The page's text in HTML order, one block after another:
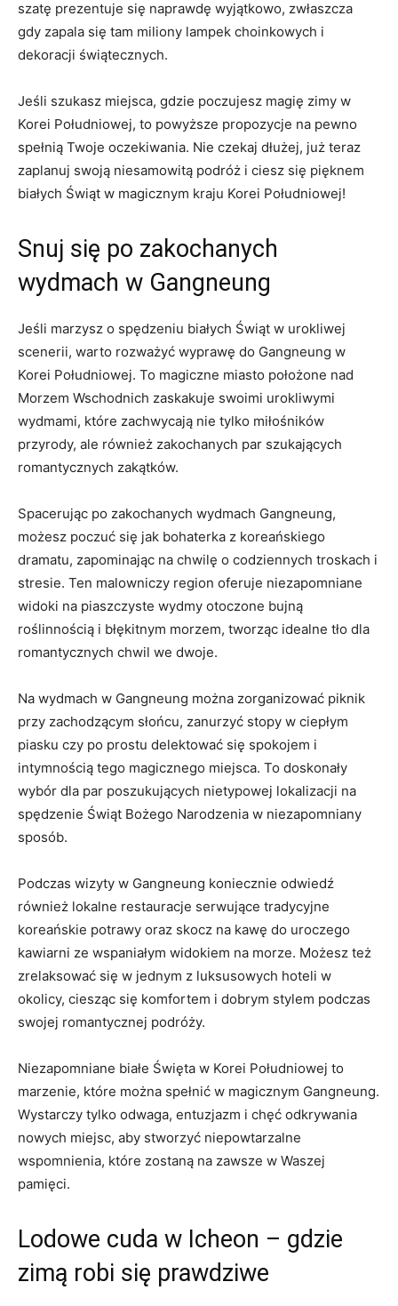
‍szatę prezentuje się naprawdę ​wyjątkowo, zwłaszcza
gdy zapala‍ się tam ‍miliony lampek ​choinkowych ‍i⁣
dekoracji świątecznych.
Jeśli‌ szukasz miejsca, gdzie‍ poczujesz magię zimy w
Korei Południowej, to powyższe ⁤propozycje na pewno
spełnią Twoje ‌oczekiwania. Nie czekaj dłużej, już teraz
zaplanuj swoją‌ niesamowitą podróż i‍ ciesz⁣ się pięknem
białych Świąt ⁢w magicznym kraju Korei Południowej!
Snuj się po ⁤zakochanych
wydmach w ​Gangneung
Jeśli marzysz o‌ spędzeniu białych Świąt w ⁤urokliwej
scenerii, warto rozważyć wyprawę ‌do Gangneung w
Korei Południowej. ‍To magiczne⁢ miasto ⁢położone nad​
Morzem Wschodnich zaskakuje swoimi urokliwymi
wydmami, które zachwycają nie tylko miłośników‍
przyrody, ale również zakochanych par szukających
romantycznych zakątków.
Spacerując⁢ po⁢ zakochanych wydmach Gangneung,
⁢możesz poczuć się jak bohaterka z koreańskiego
dramatu, zapominając na chwilę o codziennych troskach i​
stresie. Ten malowniczy region ‌oferuje niezapomniane
widoki na piaszczyste​ wydmy otoczone bujną
roślinnością i błękitnym morzem, tworząc⁤ idealne tło dla‌
romantycznych chwil⁣ we dwoje.
Na wydmach w Gangneung można zorganizować piknik
przy zachodzącym słońcu, zanurzyć stopy w ciepłym⁤
piasku czy po prostu delektować się spokojem i
intymnością ⁤tego magicznego ‍miejsca. ⁤To doskonały
wybór dla par poszukujących​ nietypowej lokalizacji na​
spędzenie Świąt Bożego⁢ Narodzenia w niezapomniany
sposób.
Podczas wizyty w Gangneung koniecznie odwiedź
również lokalne‍ restauracje serwujące tradycyjne
koreańskie potrawy oraz skocz na kawę ⁤do uroczego‍
kawiarni ze wspaniałym widokiem na⁢ morze. Możesz też
zrelaksować‍ się ​w jednym z​ luksusowych hoteli w
okolicy, ciesząc się komfortem i dobrym ‍stylem ​podczas
swojej romantycznej podróży.
Niezapomniane białe Święta w Korei Południowej to
marzenie, które można spełnić w‌ magicznym Gangneung.⁣
Wystarczy tylko odwaga, entuzjazm i chęć odkrywania
‍nowych miejsc, ‍aby ‍stworzyć niepowtarzalne
wspomnienia, które zostaną na ⁤zawsze w Waszej
pamięci.
Lodowe cuda w Icheon – gdzie
zimą robi‍ się prawdziwe